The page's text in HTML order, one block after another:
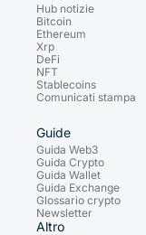
Hub notizie
Bitcoin
Ethereum
Xrp
DeFi
NFT
Stablecoins
Comunicati stampa
Guide
Guida Web3
Guida Crypto
Guida Wallet
Guida Exchange
Glossario crypto
Newsletter
Altro